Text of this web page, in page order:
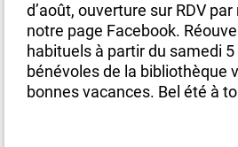
d’août, ouverture sur RDV
notre page Facebook.
habituels à partir du samedi
bénévoles de la bibliothèque
bonnes vacances. Bel été à